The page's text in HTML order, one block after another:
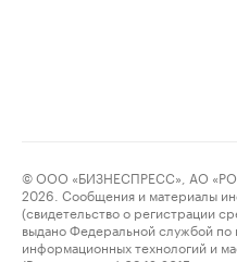
© ООО «БИЗНЕСПРЕСС», АО
2026. Сообщения и материалы
(свидетельство о регистрации
выдано Федеральной службой по
информационных технологий и